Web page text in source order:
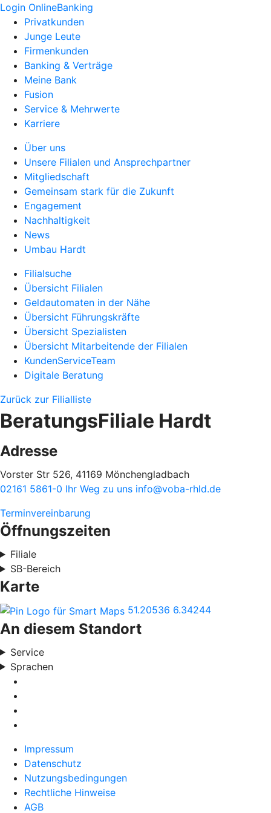
Login OnlineBanking
Privatkunden
Junge Leute
Firmenkunden
Banking & Verträge
Meine Bank
Fusion
Service & Mehrwerte
Karriere
Über uns
Unsere Filialen und Ansprechpartner
Mitgliedschaft
Gemeinsam stark für die Zukunft
Engagement
Nachhaltigkeit
News
Umbau Hardt
Filialsuche
Übersicht Filialen
Geldautomaten in der Nähe
Übersicht Führungskräfte
Übersicht Spezialisten
Übersicht Mitarbeitende der Filialen
KundenServiceTeam
Digitale Beratung
Zurück zur Filialliste
BeratungsFiliale Hardt
Adresse
Vorster Str 526, 41169 Mönchengladbach
02161 5861-0 Ihr Weg zu uns info@voba-rhld.de
Terminvereinbarung
Öffnungszeiten
Filiale
SB-Bereich
Karte
51.20536 6.34244
An diesem Standort
Service
Sprachen
Impressum
Datenschutz
Nutzungsbedingungen
Rechtliche Hinweise
AGB